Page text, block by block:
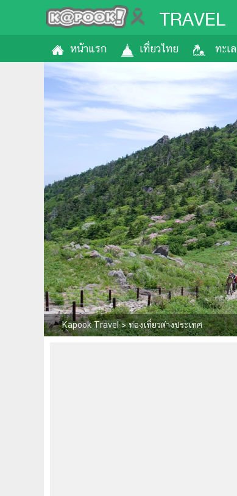
TRAVEL
หน้าแรก เที่ยวไทย ทะเล
Kapook Travel>ท่องเที่ยวต่างประเทศ